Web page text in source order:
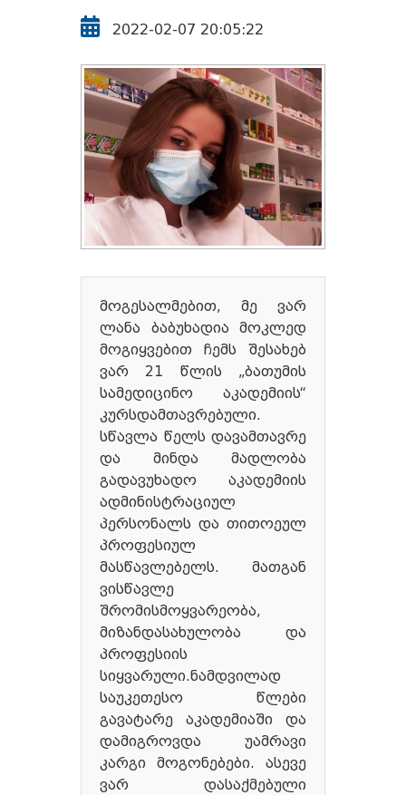
2022-02-07 20:05:22
მოგესალმებით, მე ვარ
ლანა ბაბუხადია მოკლედ
მოგიყვებით ჩემს შესახებ
ვარ 21 წლის „ბათუმის
სამედიცინო აკადემიის“
კურსდამთავრებული.
სწავლა წელს დავამთავრე
და მინდა მადლობა
გადავუხადო აკადემიის
ადმინისტრაციულ
პერსონალს და თითოეულ
პროფესიულ
მასწავლებელს. მათგან
ვისწავლე
შრომისმოყვარეობა,
მიზანდასახულობა და
პროფესიის
სიყვარული.ნამდვილად
საუკეთესო წლები
გავატარე აკადემიაში და
დამიგროვდა უამრავი
კარგი მოგონებები. ასევე
ვარ დასაქმებული